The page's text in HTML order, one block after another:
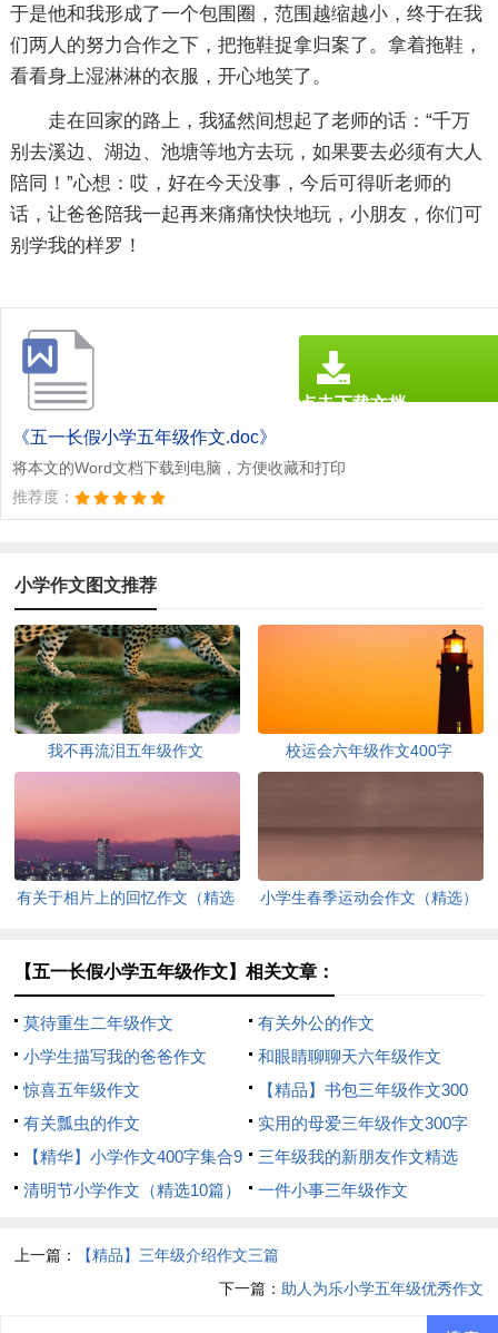
于是他和我形成了一个包围圈，范围越缩越小，终于在我
们两人的努力合作之下，把拖鞋捉拿归案了。拿着拖鞋，
看看身上湿淋淋的衣服，开心地笑了。
走在回家的路上，我猛然间想起了老师的话：“千万
别去溪边、湖边、池塘等地方去玩，如果要去必须有大人
陪同！”心想：哎，好在今天没事，今后可得听老师的
话，让爸爸陪我一起再来痛痛快快地玩，小朋友，你们可
别学我的样罗！
《五一长假小学五年级作文.doc》
将本文的Word文档下载到电脑，方便收藏和打印
推荐度：
点击下载文档
小学作文图文推荐
我不再流泪五年级作文 校运会六年级作文400字
有关于相片上的回忆作文（精选
小学生春季运动会作文（精选）
【五一长假小学五年级作文】相关文章：
莫待重生二年级作文
有关外公的作文
小学生描写我的爸爸作文
和眼睛聊聊天六年级作文
惊喜五年级作文
【精品】书包三年级作文300
字三篇
有关瓢虫的作文
实用的母爱三年级作文300字
四篇
【精华】小学作文400字集合9
篇
三年级我的新朋友作文精选
清明节小学作文（精选10篇）
一件小事三年级作文
上一篇：
【精品】三年级介绍作文三篇
下一篇： 助人为乐小学五年级优秀作文